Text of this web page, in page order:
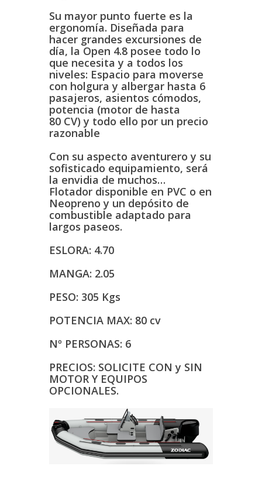
Su mayor punto fuerte es la
ergonomía. Diseñada para
hacer grandes excursiones de
día, la Open 4.8 posee todo lo
que necesita y a todos los
niveles: Espacio para moverse
con holgura y albergar hasta 6
pasajeros, asientos cómodos,
potencia (motor de hasta
80 CV) y todo ello por un precio
razonable
Con su aspecto aventurero y su
sofisticado equipamiento, será
la envidia de muchos…
Flotador disponible en PVC o en
Neopreno y un depósito de
combustible adaptado para
largos paseos.
ESLORA: 4.70
MANGA: 2.05
PESO: 305 Kgs
POTENCIA MAX: 80 cv
Nº PERSONAS: 6
PRECIOS: SOLICITE CON y SIN
MOTOR Y EQUIPOS
OPCIONALES.